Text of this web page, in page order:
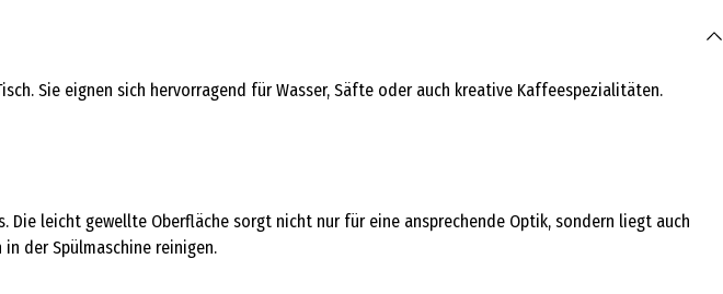
Sie eignen sich hervorragend für Wasser, Säfte oder auch kreative Kaffeespezialitäten.
Die leicht gewellte Oberfläche sorgt nicht nur für eine ansprechende Optik, sondern liegt auch
der Spülmaschine reinigen.